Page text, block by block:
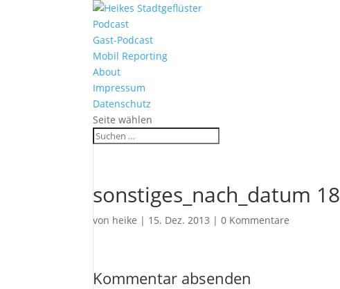
Podcast
Gast-Podcast
Mobil Reporting
About
Impressum
Datenschutz
Seite wählen
sonstiges_nach_datum 18
von heike | 15. Dez. 2013 |0 Kommentare
Kommentar absenden